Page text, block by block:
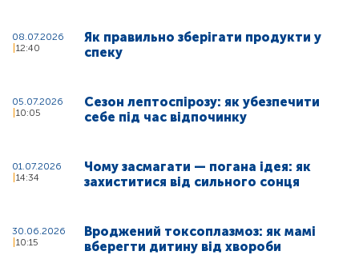
08.07.2026
12:40
Як правильно зберігати продукти у
спеку
05.07.2026
10:05
Сезон лептоспірозу: як убезпечити
себе під час відпочинку
01.07.2026
14:34
Чому засмагати — погана ідея: як
захиститися від сильного сонця
30.06.2026
10:15
Вроджений токсоплазмоз: як мамі
вберегти дитину від хвороби